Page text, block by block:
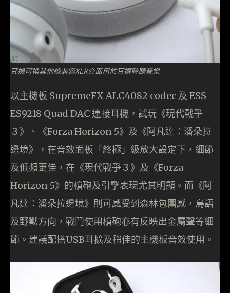
耳機可換其他線兼容XLR介面用於耳擴聆聽音樂
以主機板 SupremeFX ALC4082 codec 及 ESS
ES9218 Quad DAC 連接耳機，試玩《現代戰爭
３》、《Forza Horizon 5》及《阿凡達：潘朵拉
邊境》，在音效面板「終極」級放大設定下，細節
及低頻更佳，在《現代戰爭３》及《Forza
Horizon 5》的槍砲及引擎表現尤其明顯。而《阿
凡達：潘朵拉邊境》則可感受到森林包圍感，鳥語
及野獸方向，戰鬥使用槍砲亦有反映出金屬聲等細
節。建議配搭USB耳擴及稍佳的主機板音效使用。